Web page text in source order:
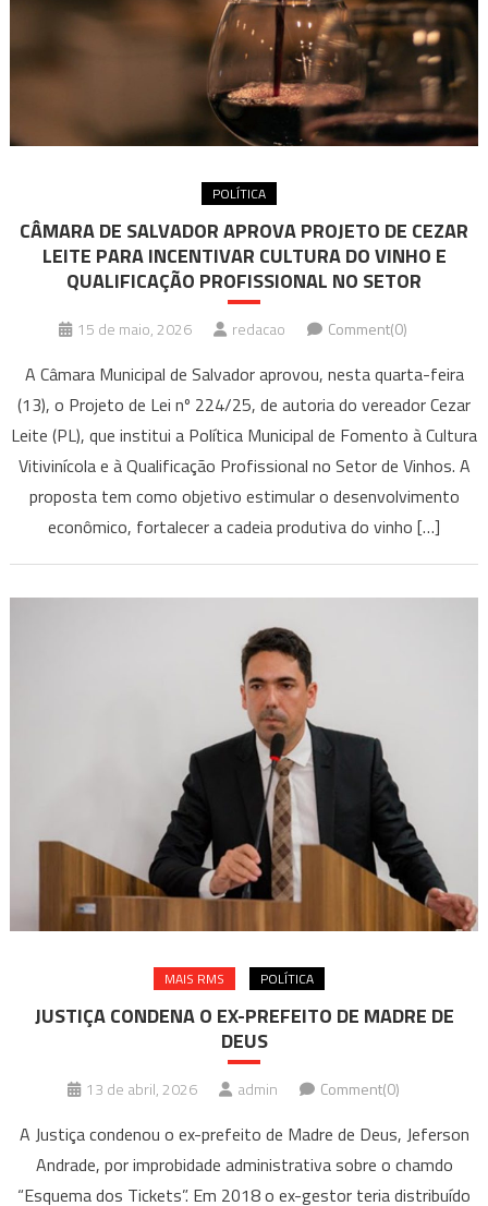
POLÍTICA
CÂMARA DE SALVADOR APROVA PROJETO DE CEZAR
LEITE PARA INCENTIVAR CULTURA DO VINHO E
QUALIFICAÇÃO PROFISSIONAL NO SETOR
15 de maio, 2026 redacao Comment(0)
A Câmara Municipal de Salvador aprovou, nesta quarta-feira
(13), o Projeto de Lei nº 224/25, de autoria do vereador Cezar
Leite (PL), que institui a Política Municipal de Fomento à Cultura
Vitivinícola e à Qualificação Profissional no Setor de Vinhos. A
proposta tem como objetivo estimular o desenvolvimento
econômico, fortalecer a cadeia produtiva do vinho […]
MAIS RMS POLÍTICA
JUSTIÇA CONDENA O EX-PREFEITO DE MADRE DE
DEUS
13 de abril, 2026 admin Comment(0)
A Justiça condenou o ex-prefeito de Madre de Deus, Jeferson
Andrade, por improbidade administrativa sobre o chamdo
“Esquema dos Tickets”. Em 2018 o ex-gestor teria distribuído